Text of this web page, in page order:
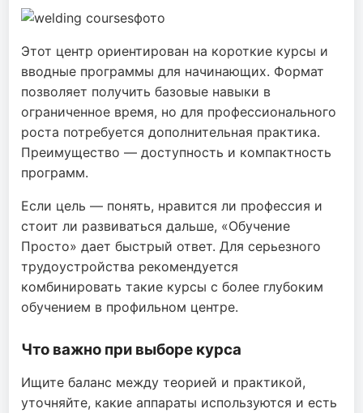
Этот центр ориентирован на короткие курсы и
вводные программы для начинающих. Формат
позволяет получить базовые навыки в
ограниченное время, но для профессионального
роста потребуется дополнительная практика.
Преимущество — доступность и компактность
программ.
Если цель — понять, нравится ли профессия и
стоит ли развиваться дальше, «Обучение
Просто» дает быстрый ответ. Для серьезного
трудоустройства рекомендуется
комбинировать такие курсы с более глубоким
обучением в профильном центре.
Что важно при выборе курса
Ищите баланс между теорией и практикой,
уточняйте, какие аппараты используются и есть